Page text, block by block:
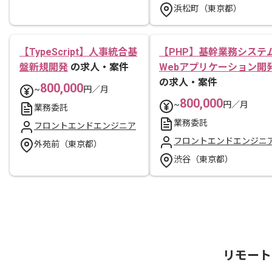
浜松町（東京都）
【TypeScript】人事統合基
盤新規開発 の求人・案件
~800,000円／月
業務委託
フロントエンドエンジニア
外苑前（東京都）
【PHP】基幹業務システ
Webアプリケーション開
の求人・案件
~800,000円／月
業務委託
フロントエンドエンジニ
渋谷（東京都）
リモー